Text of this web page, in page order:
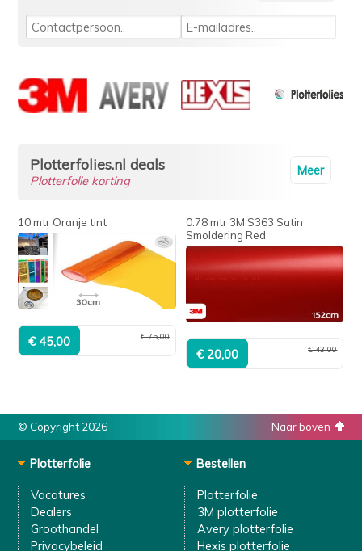
Meer
Plotterfolies.nl deals
Plotterfolie korting
10 mtr Oranje tint
€ 75,00
0.78 mtr 3M S363 Satin
Smoldering Red
€ 43,00
Naar boven
© Copyright 2026
Plotterfolie
Vacatures
Dealers
Groothandel
Privacybeleid
Bestellen
Plotterfolie
3M plotterfolie
Avery plotterfolie
Hexis plotterfolie